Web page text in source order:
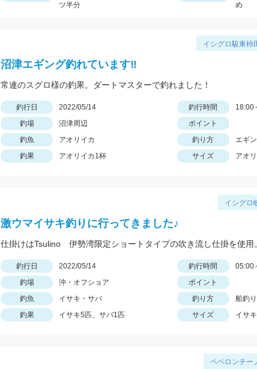
ツ半分
め
イシグロ駿東柿
沼津エギング釣れています‼
常連のスグロ様の釣果。ダートマスターで釣れました！
釣行日 2022/05/14 釣行時間
18:00
釣場
沼津周辺
ポイント
釣魚
アオリイカ 釣り方
エギ
釣果
アオリイカ1杯 サイズ アオ
イシグロ
激ウマイサキ釣りに行ってきました♪
釣行日 2022/05/14 釣行時間
05:00
釣場
沖・オフショア
ポイント
釣魚
イサキ・サバ 釣り方
船釣り
釣果
イサキ5匹、サバ1匹 サイズ イサ
ペペロンチー